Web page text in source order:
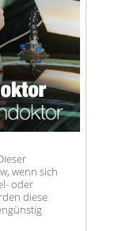
wenn sich
oder
diese